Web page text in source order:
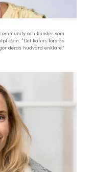
och kunder som
dem. “Det känns förstås
deras hudvård enklare.”